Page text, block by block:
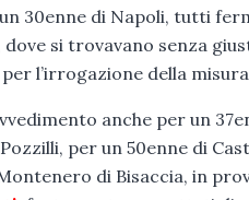
30enne di Napoli, tutti
dove si trovavano senza
l’irrogazione della
anche per un
per un 50enne di
di Bisaccia, in